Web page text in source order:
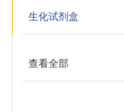
生化试剂盒
查看全部